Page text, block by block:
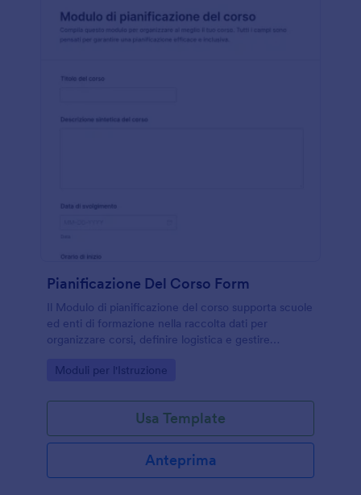
Pianificazione Del Corso Form
Il Modulo di pianificazione del corso supporta scuole
ed enti di formazione nella raccolta dati per
organizzare corsi, definire logistica e gestire
pronto all’uso.
Go to Category:
Moduli per l'Istruzione
Usa Template
Anteprima